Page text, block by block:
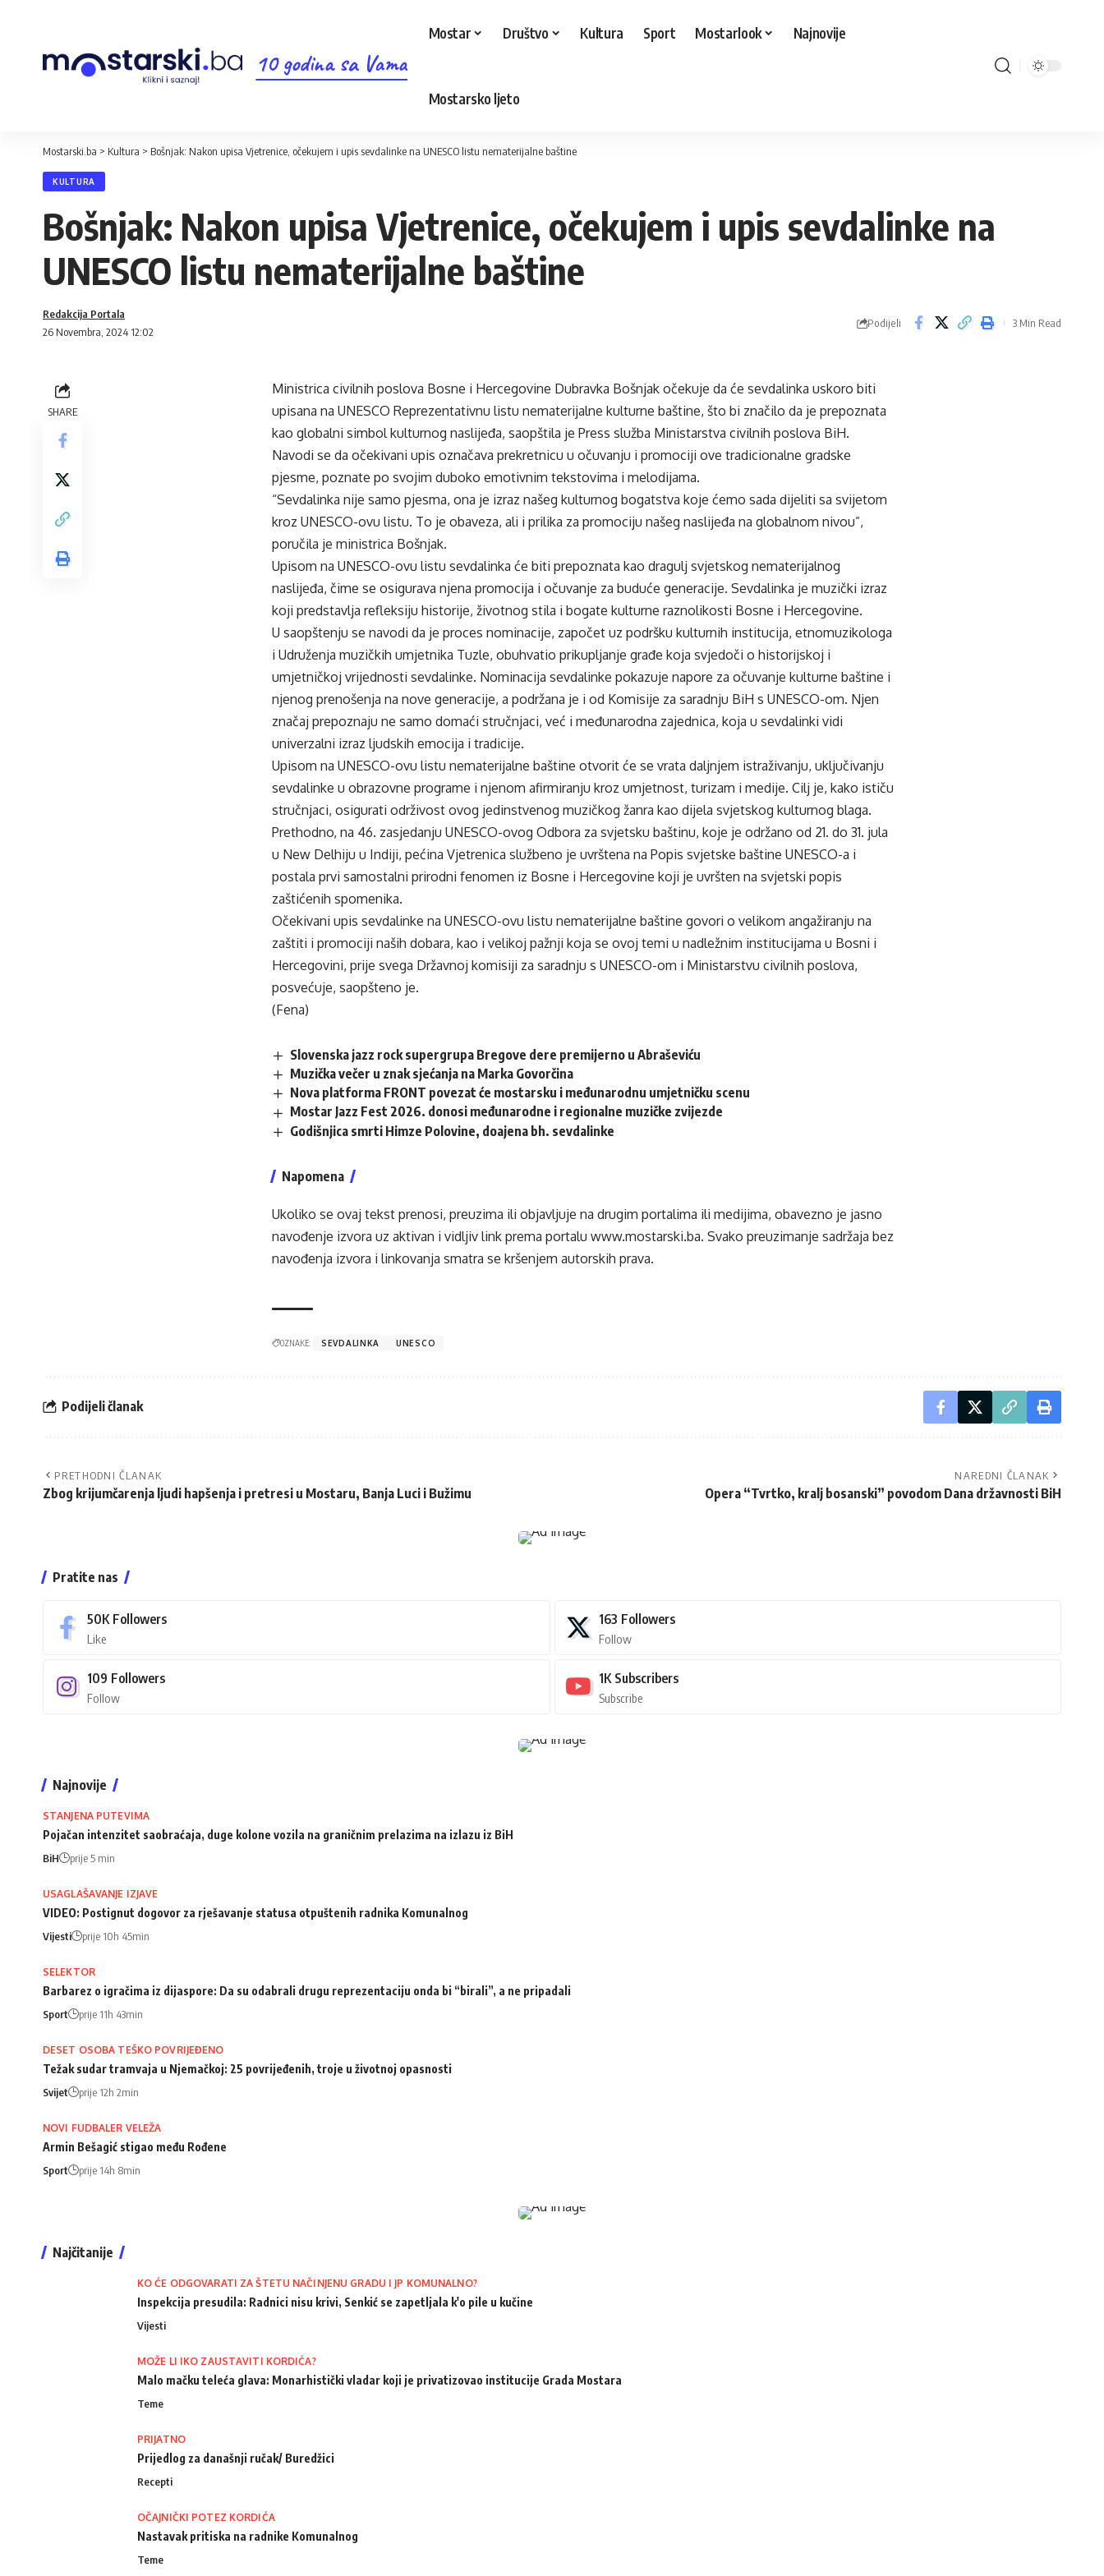
10 godina sa Vama
Mostar Društvo Kultura Sport Mostarlook Najnovije
Mostarsko ljeto
Mostarski.ba > Kultura > Bošnjak: Nakon upisa Vjetrenice, očekujem i upis sevdalinke na UNESCO listu nematerijalne baštine
KULTURA
Bošnjak: Nakon upisa Vjetrenice, očekujem i upis sevdalinke na
UNESCO listu nematerijalne baštine
26 Novembra, 2024 12:02
Redakcija Portala
Podijeli 3 Min Read
SHARE
Ministrica civilnih poslova Bosne i Hercegovine Dubravka Bošnjak očekuje da će sevdalinka uskoro biti
upisana na UNESCO Reprezentativnu listu nematerijalne kulturne baštine, što bi značilo da je prepoznata
kao globalni simbol kulturnog naslijeđa, saopštila je Press služba Ministarstva civilnih poslova BiH.
Navodi se da očekivani upis označava prekretnicu u očuvanju i promociji ove tradicionalne gradske
pjesme, poznate po svojim duboko emotivnim tekstovima i melodijama.
“Sevdalinka nije samo pjesma, ona je izraz našeg kulturnog bogatstva koje ćemo sada dijeliti sa svijetom
kroz UNESCO-ovu listu. To je obaveza, ali i prilika za promociju našeg naslijeđa na globalnom nivou”,
poručila je ministrica Bošnjak.
Upisom na UNESCO-ovu listu sevdalinka će biti prepoznata kao dragulj svjetskog nematerijalnog
naslijeđa, čime se osigurava njena promocija i očuvanje za buduće generacije. Sevdalinka je muzički izraz
koji predstavlja refleksiju historije, životnog stila i bogate kulturne raznolikosti Bosne i Hercegovine.
U saopštenju se navodi da je proces nominacije, započet uz podršku kulturnih institucija, etnomuzikologa
i Udruženja muzičkih umjetnika Tuzle, obuhvatio prikupljanje građe koja svjedoči o historijskoj i
umjetničkoj vrijednosti sevdalinke. Nominacija sevdalinke pokazuje napore za očuvanje kulturne baštine i
njenog prenošenja na nove generacije, a podržana je i od Komisije za saradnju BiH s UNESCO-om. Njen
značaj prepoznaju ne samo domaći stručnjaci, već i međunarodna zajednica, koja u sevdalinki vidi
univerzalni izraz ljudskih emocija i tradicije.
Upisom na UNESCO-ovu listu nematerijalne baštine otvorit će se vrata daljnjem istraživanju, uključivanju
sevdalinke u obrazovne programe i njenom afirmiranju kroz umjetnost, turizam i medije. Cilj je, kako ističu
stručnjaci, osigurati održivost ovog jedinstvenog muzičkog žanra kao dijela svjetskog kulturnog blaga.
Prethodno, na 46. zasjedanju UNESCO-ovog Odbora za svjetsku baštinu, koje je održano od 21. do 31. jula
u New Delhiju u Indiji, pećina Vjetrenica službeno je uvrštena na Popis svjetske baštine UNESCO-a i
postala prvi samostalni prirodni fenomen iz Bosne i Hercegovine koji je uvršten na svjetski popis
zaštićenih spomenika.
Očekivani upis sevdalinke na UNESCO-ovu listu nematerijalne baštine govori o velikom angažiranju na
zaštiti i promociji naših dobara, kao i velikoj pažnji koja se ovoj temi u nadležnim institucijama u Bosni i
Hercegovini, prije svega Državnoj komisiji za saradnju s UNESCO-om i Ministarstvu civilnih poslova,
posvećuje, saopšteno je.
(Fena)
Slovenska jazz rock supergrupa Bregove dere premijerno u Abraševiću
Muzička večer u znak sjećanja na Marka Govorčina
Nova platforma FRONT povezat će mostarsku i međunarodnu umjetničku scenu
Mostar Jazz Fest 2026. donosi međunarodne i regionalne muzičke zvijezde
Godišnjica smrti Himze Polovine, doajena bh. sevdalinke
Napomena
Ukoliko se ovaj tekst prenosi, preuzima ili objavljuje na drugim portalima ili medijima, obavezno je jasno
navođenje izvora uz aktivan i vidljiv link prema portalu www.mostarski.ba. Svako preuzimanje sadržaja bez
navođenja izvora i linkovanja smatra se kršenjem autorskih prava.
OZNAKE: SEVDALINKA UNESCO
Podijeli članak
PRETHODNI ČLANAK
Zbog krijumčarenja ljudi hapšenja i pretresi u Mostaru, Banja Luci i Bužimu
NAREDNI ČLANAK
Opera “Tvrtko, kralj bosanski” povodom Dana državnosti BiH
Pratite nas
50K Followers
Like
163 Followers
Follow
109 Followers
Follow
1K Subscribers
Subscribe
Najnovije
STANJENA PUTEVIMA
Pojačan intenzitet saobraćaja, duge kolone vozila na graničnim prelazima na izlazu iz BiH
BiH prije 5 min
USAGLAŠAVANJE IZJAVE
VIDEO: Postignut dogovor za rješavanje statusa otpuštenih radnika Komunalnog
Vijesti prije 10h 45min
SELEKTOR
Barbarez o igračima iz dijaspore: Da su odabrali drugu reprezentaciju onda bi “birali”, a ne pripadali
Sport prije 11h 43min
DESET OSOBA TEŠKO POVRIJEĐENO
Težak sudar tramvaja u Njemačkoj: 25 povrijeđenih, troje u životnoj opasnosti
Svijet prije 12h 2min
NOVI FUDBALER VELEŽA
Armin Bešagić stigao među Rođene
Sport prije 14h 8min
Najčitanije
KO ĆE ODGOVARATI ZA ŠTETU NAČINJENU GRADU I JP KOMUNALNO?
Inspekcija presudila: Radnici nisu krivi, Senkić se zapetljala k'o pile u kučine
Vijesti
MOŽE LI IKO ZAUSTAVITI KORDIĆA?
Malo mačku teleća glava: Monarhistički vladar koji je privatizovao institucije Grada Mostara
Teme
PRIJATNO
Prijedlog za današnji ručak/ Buredžici
Recepti
OČAJNIČKI POTEZ KORDIĆA
Nastavak pritiska na radnike Komunalnog
Teme